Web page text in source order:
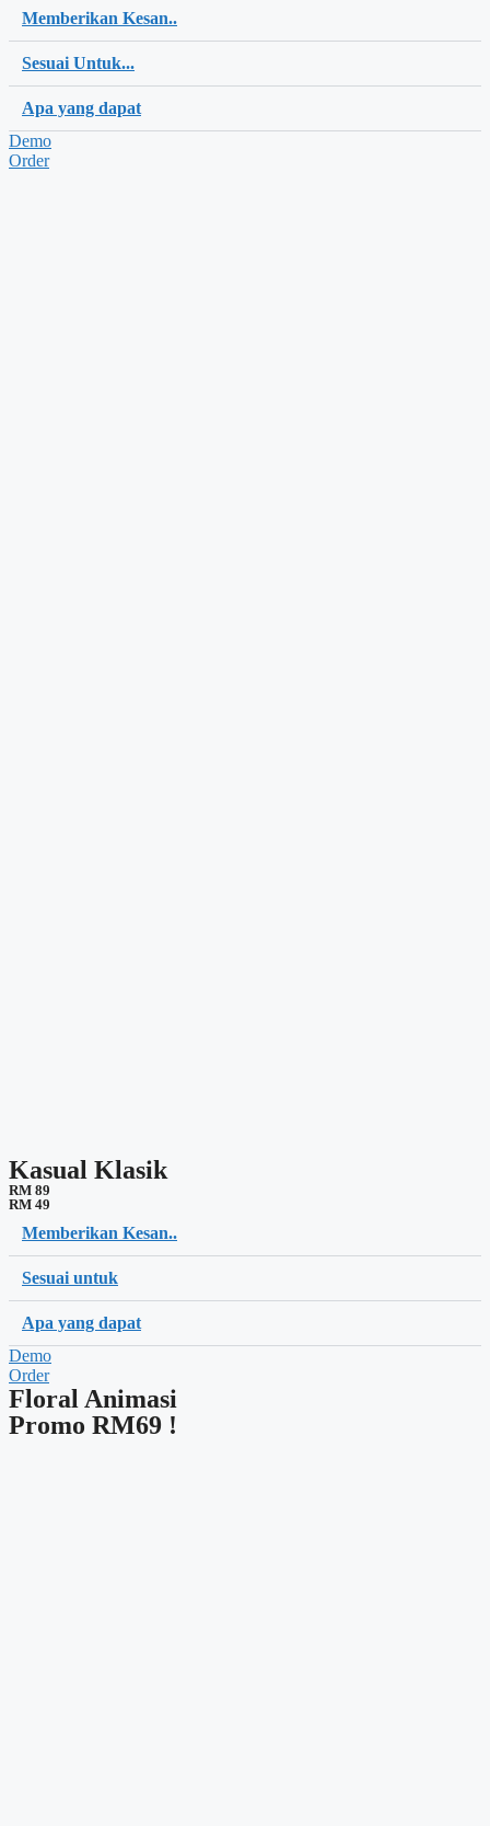
Memberikan Kesan..
Sesuai Untuk...
Apa yang dapat
Demo
Order
Kasual Klasik
RM 89
RM 49
Memberikan Kesan..
Sesuai untuk
Apa yang dapat
Demo
Order
Floral Animasi
Promo RM69 !